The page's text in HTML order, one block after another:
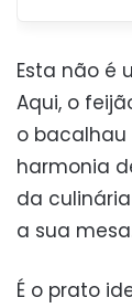
Esta não é
Aqui, o
o
harmonia
da
a sua
É o prato